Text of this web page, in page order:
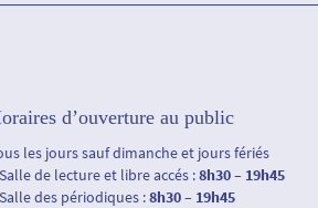
الشركة
d’ouverture au public
les jours sauf dimanche et jours fériés
de lecture et libre accés :8h30 – 19h45
des périodiques :8h30 – 19h45